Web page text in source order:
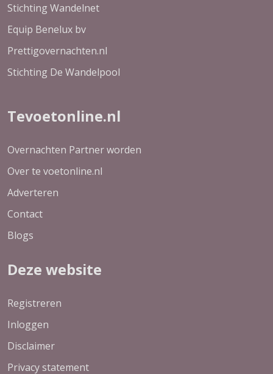
Stichting Wandelnet
Equip Benelux bv
Prettigovernachten.nl
Stichting De Wandelpool
Tevoetonline.nl
Overnachten Partner worden
Over te voetonline.nl
Adverteren
Contact
Blogs
Deze website
Registreren
Inloggen
Disclaimer
Privacy statement